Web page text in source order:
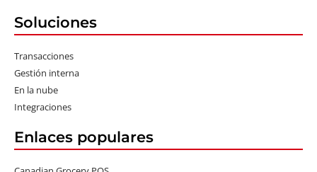
Soluciones
Transacciones
Gestión interna
En la nube
Integraciones
Enlaces populares